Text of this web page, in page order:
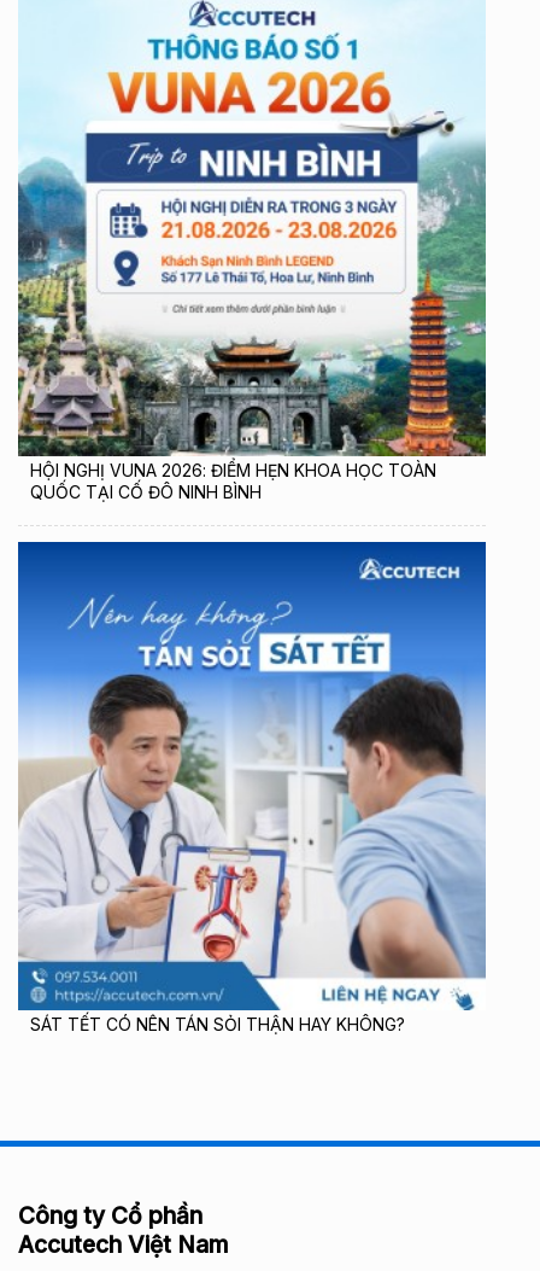
HỘI NGHỊ VUNA 2026: ĐIỂM HẸN KHOA HỌC TOÀN
QUỐC TẠI CỐ ĐÔ NINH BÌNH
SÁT TẾT CÓ NÊN TÁN SỎI THẬN HAY KHÔNG?
Công ty Cổ phần
Accutech Việt Nam